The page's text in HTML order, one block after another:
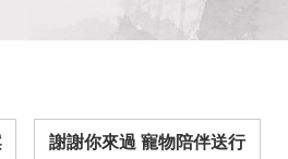
謝謝你來過 寵物陪伴送行